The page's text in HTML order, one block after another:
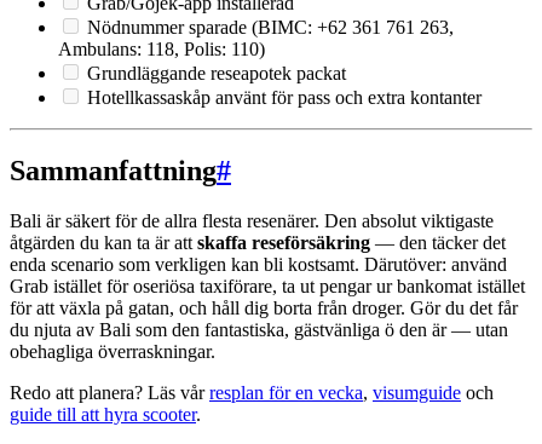
Nödnummer sparade (BIMC: +62 361 761 263,
Ambulans: 118, Polis: 110)
Grundläggande reseapotek packat
Hotellkassaskåp använt för pass och extra kontanter
Sammanfattning#
Bali är säkert för de allra flesta resenärer. Den absolut viktigaste
åtgärden du kan ta är attskaffa reseförsäkring — den täcker det
enda scenario som verkligen kan bli kostsamt. Därutöver: använd
Grab istället för oseriösa taxiförare, ta ut pengar ur bankomat istället
för att växla på gatan, och håll dig borta från droger. Gör du det får
du njuta av Bali som den fantastiska, gästvänliga ö den är — utan
obehagliga överraskningar.
Redo att planera? Läs vårresplan för en vecka, visumguide och
guide till att hyra scooter.